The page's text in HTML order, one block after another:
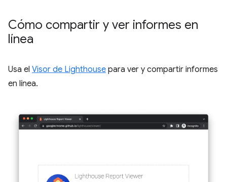
Cómo compartir y ver informes en
línea
Usa el Visor de Lighthouse para ver y compartir informes
en línea.